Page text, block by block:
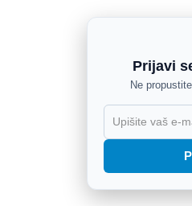
Prijavi
Ne